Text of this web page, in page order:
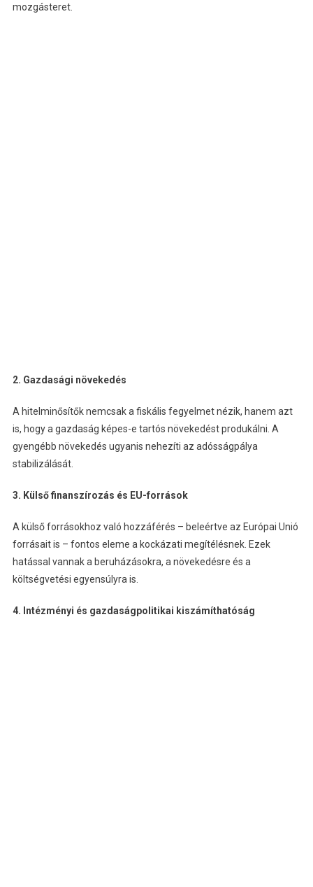
mozgásteret.
2. Gazdasági növekedés
A hitelminősítők nemcsak a fiskális fegyelmet nézik, hanem azt
is, hogy a gazdaság képes-e tartós növekedést produkálni. A
gyengébb növekedés ugyanis nehezíti az adósságpálya
stabilizálását.
3. Külső finanszírozás és EU-források
A külső forrásokhoz való hozzáférés – beleértve az Európai Unió
forrásait is – fontos eleme a kockázati megítélésnek. Ezek
hatással vannak a beruházásokra, a növekedésre és a
költségvetési egyensúlyra is.
4. Intézményi és gazdaságpolitikai kiszámíthatóság